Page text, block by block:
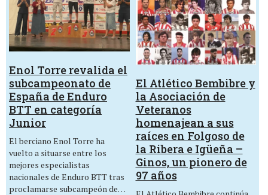
Enol Torre revalida el
subcampeonato de
España de Enduro
BTT en categoría
Junior
El berciano Enol Torre ha
vuelto a situarse entre los
mejores especialistas
nacionales de Enduro BTT tras
proclamarse subcampeón de…
El Atlético Bembibre y
la Asociación de
Veteranos
homenajean a sus
raíces en Folgoso de
la Ribera e Igüeña –
Ginos, un pionero de
97 años